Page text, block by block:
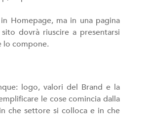
Homepage, ma in una pagina
dovrà riuscire a presentarsi
lo compone.
logo, valori del Brand e la
le cose comincia dalla
che settore si colloca e in che